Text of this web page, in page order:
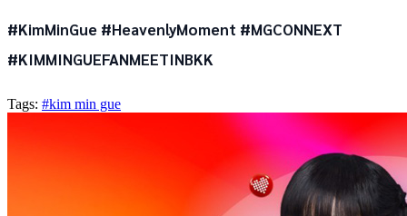
#KimMinGue #HeavenlyMoment #MGCONNEXT
#KIMMINGUEFANMEETINBKK
Tags: #kim min gue